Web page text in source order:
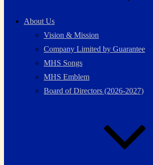
About Us
Vision & Mission
Company Limited by Guarantee
MHS Songs
MHS Emblem
Board of Directors (2026-2027)